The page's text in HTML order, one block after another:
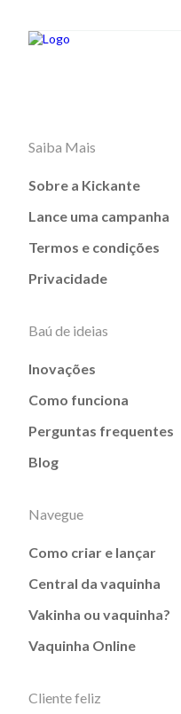
Saiba Mais
Sobre a Kickante
Lance uma campanha
Termos e condições
Privacidade
Baú de ideias
Inovações
Como funciona
Perguntas frequentes
Blog
Navegue
Como criar e lançar
Central da vaquinha
Vakinha ou vaquinha?
Vaquinha Online
Cliente feliz